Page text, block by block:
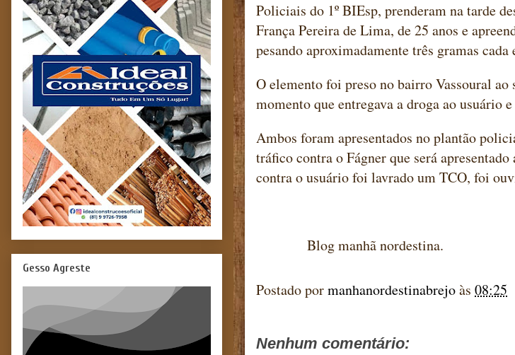
Policiais do 1º BIEsp, prenderam na tarde
França Pereira de Lima, de 25 anos e
pesando aproximadamente três gramas
O elemento foi preso no bairro Vassoural ao
momento que entregava a droga ao usuário
Ambos foram apresentados no plantão
tráfico contra o Fágner que será
contra o usuário foi lavrado um TCO, foi
Blog manhã nordestina.
Postado pormanhanordestinabrejoàs 08:25
Nenhum comentário:
Gesso Agreste